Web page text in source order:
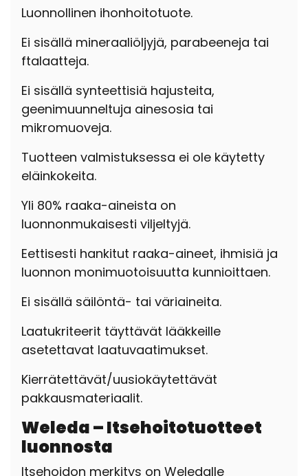
Luonnollinen ihonhoitotuote.
Ei sisällä mineraaliöljyjä, parabeeneja tai
ftalaatteja.
Ei sisällä synteettisiä hajusteita,
geenimuunneltuja ainesosia tai
mikromuoveja.
Tuotteen valmistuksessa ei ole käytetty
eläinkokeita.
Yli 80% raaka-aineista on
luonnonmukaisesti viljeltyjä.
Eettisesti hankitut raaka-aineet, ihmisiä ja
luonnon monimuotoisuutta kunnioittaen.
Ei sisällä säilöntä- tai väriaineita.
Laatukriteerit täyttävät lääkkeille
asetettavat laatuvaatimukset.
Kierrätettävät/uusiokäytettävät
pakkausmateriaalit.
Weleda – Itsehoitotuotteet
luonnosta
Itsehoidon merkitys on Weledalle